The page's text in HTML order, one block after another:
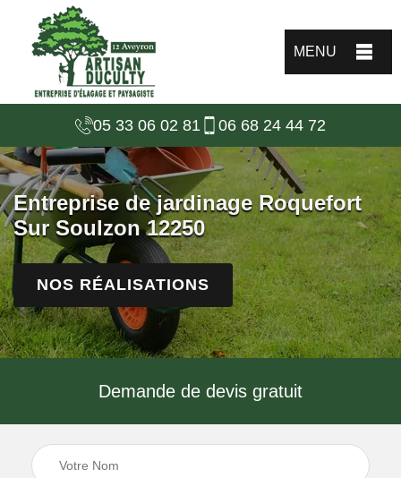
MENU
05 33 06 02 81 06 68 24 44 72
Entreprise de jardinage Roquefort
Sur Soulzon 12250
NOS RÉALISATIONS
Demande de devis gratuit